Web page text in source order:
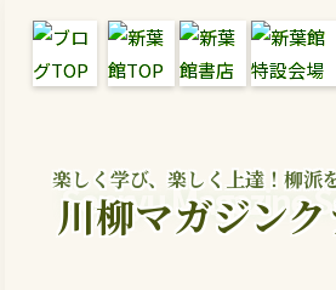
楽しく学び、楽しく上達！柳派
Senryu Magazine
川柳マガジン